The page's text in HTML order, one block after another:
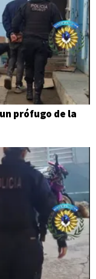
prófugo de la